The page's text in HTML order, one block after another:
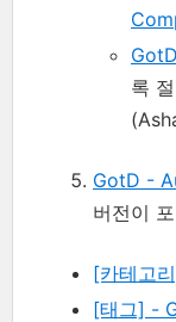
록
GotD -
버전이
[카테고
[태그] -